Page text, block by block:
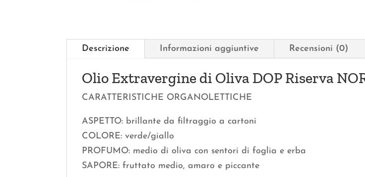
Gift
Box
quantità
Descrizione Informazioni aggiuntive Recensioni (0)
Olio Extravergine di Oliva DOP Riserva
CARATTERISTICHE ORGANOLETTICHE
ASPETTO: brillante da filtraggio a cartoni
COLORE: verde/giallo
PROFUMO: medio di oliva con sentori di foglia e erba
SAPORE: fruttato medio, amaro e piccante